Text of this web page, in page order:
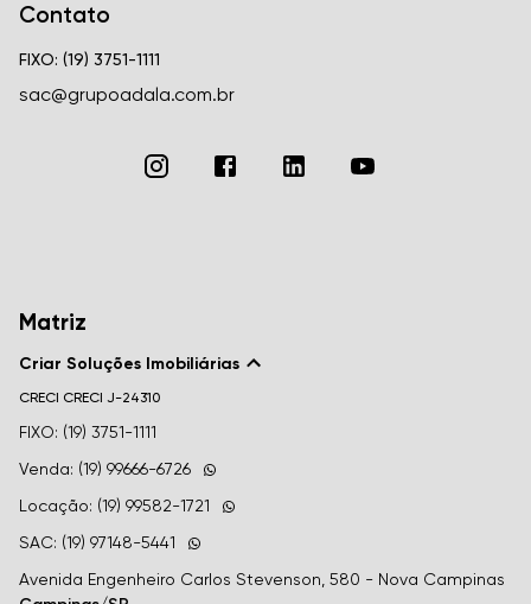
Contato
FIXO: (19) 3751-1111
sac@grupoadala.com.br
Matriz
Criar Soluções Imobiliárias
CRECI CRECI J-24310
FIXO: (19) 3751-1111
Venda: (19) 99666-6726
Locação: (19) 99582-1721
SAC: (19) 97148-5441
Avenida Engenheiro Carlos Stevenson, 580 - Nova Campinas